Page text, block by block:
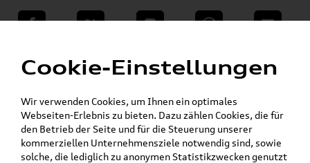
teilen Twitter Instagram WhatsApp E-Mail
VW Shop - VW Originalteile und Zubehör »
» Audi Original Zubehör »
Kommunikation & Technik »
Alles für Ihr Smartphone
Mein Kundenkonto Warenkorb
Cookie-Einstellungen
Wir verwenden Cookies, um Ihnen ein optimales
Webseiten-Erlebnis zu bieten. Dazu zählen Cookies, die für
den Betrieb der Seite und für die Steuerung unserer
kommerziellen Unternehmensziele notwendig sind, sowie
solche, die lediglich zu anonymen Statistikzwecken genutzt